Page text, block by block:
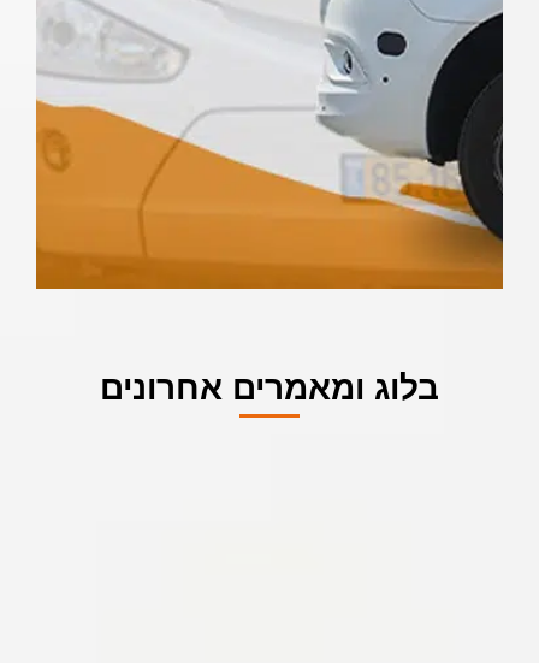
בלוג ומאמרים אחרונים